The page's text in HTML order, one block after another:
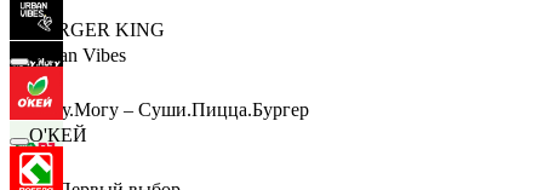
BURGER KING
Хочу.Могу – Суши.Пицца.Бургер
Urban Vibes
О'КЕЙ